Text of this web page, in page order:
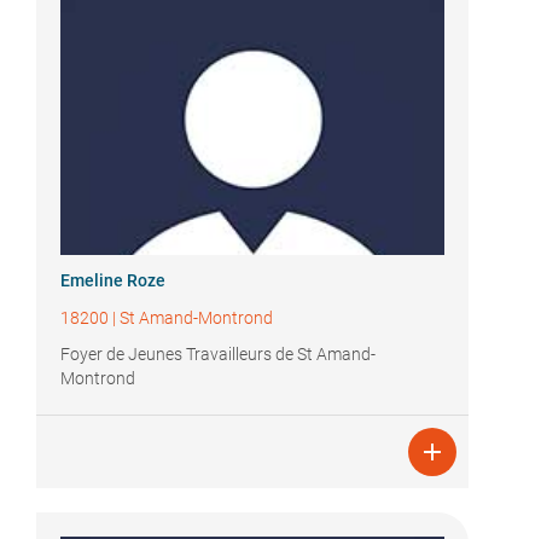
Emeline Roze
18200 | St Amand-Montrond
Foyer de Jeunes Travailleurs de St Amand-
Montrond
